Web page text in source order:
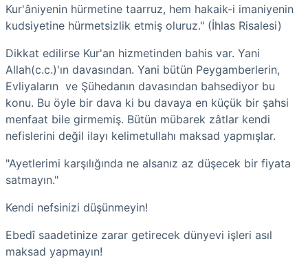
Kur'âniyenin hürmetine taarruz, hem hakaik-i imaniyenin
kudsiyetine hürmetsizlik etmiş oluruz." (İhlas Risalesi)
Dikkat edilirse Kur'an hizmetinden bahis var. Yani
Allah(c.c.)'ın davasından. Yani bütün Peygamberlerin,
Evliyaların ve Şühedanın davasından bahsediyor bu
konu. Bu öyle bir dava ki bu davaya en küçük bir şahsi
menfaat bile girmemiş. Bütün mübarek zâtlar kendi
nefislerini değil ilayı kelimetullahı maksad yapmışlar.
"Ayetlerimi karşılığında ne alsanız az düşecek bir fiyata
satmayın."
Kendi nefsinizi düşünmeyin!
Ebedî saadetinize zarar getirecek dünyevi işleri asıl
maksad yapmayın!